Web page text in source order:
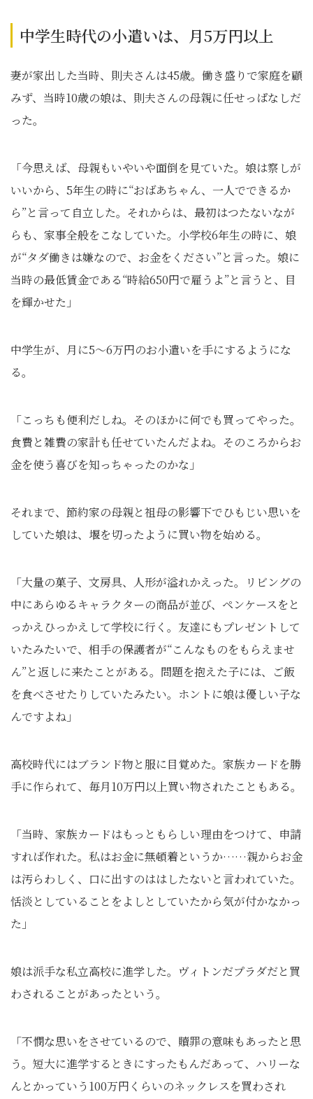
中学生時代の小遣いは、月5万円以上
妻が家出した当時、則夫さんは45歳。働き盛りで家庭を顧
みず、当時10歳の娘は、則夫さんの母親に任せっぱなしだ
った。
「今思えば、母親もいやいや面倒を見ていた。娘は察しが
いいから、5年生の時に“おばあちゃん、一人でできるか
ら”と言って自立した。それからは、最初はつたないなが
らも、家事全般をこなしていた。小学校6年生の時に、娘
が“タダ働きは嫌なので、お金をください”と言った。娘に
当時の最低賃金である“時給650円で雇うよ”と言うと、目
を輝かせた」
中学生が、月に5～6万円のお小遣いを手にするようにな
る。
「こっちも便利だしね。そのほかに何でも買ってやった。
食費と雑費の家計も任せていたんだよね。そのころからお
金を使う喜びを知っちゃったのかな」
それまで、節約家の母親と祖母の影響下でひもじい思いを
していた娘は、堰を切ったように買い物を始める。
「大量の菓子、文房具、人形が溢れかえった。リビングの
中にあらゆるキャラクターの商品が並び、ペンケースをと
っかえひっかえして学校に行く。友達にもプレゼントして
いたみたいで、相手の保護者が“こんなものをもらえませ
ん”と返しに来たことがある。問題を抱えた子には、ご飯
を食べさせたりしていたみたい。ホントに娘は優しい子な
んですよね」
高校時代にはブランド物と服に目覚めた。家族カードを勝
手に作られて、毎月10万円以上買い物されたこともある。
「当時、家族カードはもっともらしい理由をつけて、申請
すれば作れた。私はお金に無頓着というか……親からお金
は汚らわしく、口に出すのははしたないと言われていた。
恬淡としていることをよしとしていたから気が付かなかっ
た」
娘は派手な私立高校に進学した。ヴィトンだプラダだと買
わされることがあったという。
「不憫な思いをさせているので、贖罪の意味もあったと思
う。短大に進学するときにすったもんだあって、ハリーな
んとかっていう100万円くらいのネックレスを買わされ